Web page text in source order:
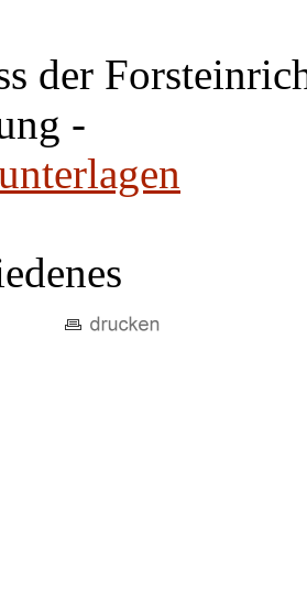
der
-